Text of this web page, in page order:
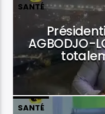
SANTÉ
AGBODJO-
SANTÉ